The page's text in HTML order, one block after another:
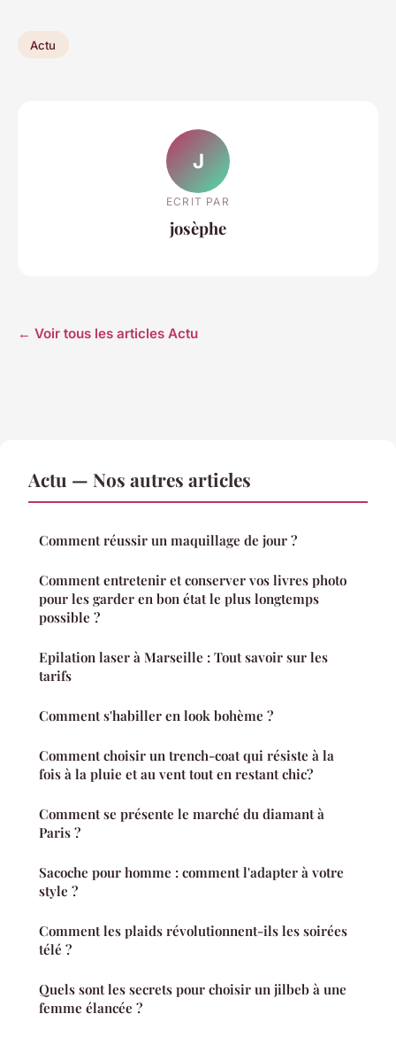
Actu
J
ECRIT PAR
josèphe
← Voir tous les articles Actu
Actu — Nos autres articles
Comment réussir un maquillage de jour ?
Comment entretenir et conserver vos livres photo
pour les garder en bon état le plus longtemps
possible ?
Epilation laser à Marseille : Tout savoir sur les
tarifs
Comment s'habiller en look bohème ?
Comment choisir un trench-coat qui résiste à la
fois à la pluie et au vent tout en restant chic?
Comment se présente le marché du diamant à
Paris ?
Sacoche pour homme : comment l'adapter à votre
style ?
Comment les plaids révolutionnent-ils les soirées
télé ?
Quels sont les secrets pour choisir un jilbeb à une
femme élancée ?